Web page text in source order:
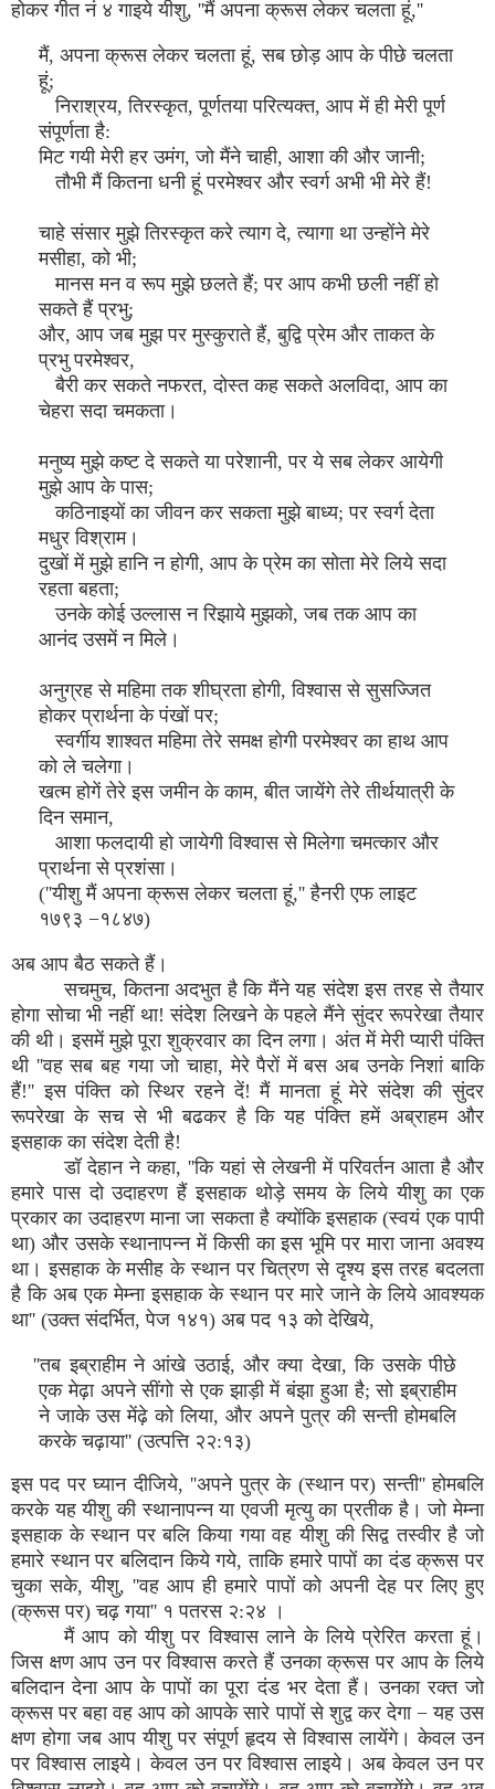
होकर गीत नं ४ गाइये यीशु, ''मैं अपना क्रूस लेकर चलता हूं,''
मैं, अपना क्रूस लेकर चलता हूं, सब छोड़ आप के पीछे चलता
हूं;
निराश्रय, तिरस्कृत, पूर्णतया परित्यक्त, आप में ही मेरी पूर्ण
संपूर्णता है:
मिट गयी मेरी हर उमंग, जो मैंने चाही, आशा की और जानी;
तौभी मैं कितना धनी हूं परमेश्वर और स्वर्ग अभी भी मेरे हैं!
चाहे संसार मुझे तिरस्कृत करे त्याग दे, त्यागा था उन्होंने मेरे
मसीहा, को भी;
मानस मन व रूप मुझे छलते हैं; पर आप कभी छली नहीं हो
सकते हैं प्रभु;
और, आप जब मुझ पर मुस्कुराते हैं, बुद्वि प्रेम और ताकत के
प्रभु परमेश्वर,
बैरी कर सकते नफरत, दोस्त कह सकते अलविदा, आप का
चेहरा सदा चमकता।
मनुष्य मुझे कष्ट दे सकते या परेशानी, पर ये सब लेकर आयेगी
मुझे आप के पास;
कठिनाइयों का जीवन कर सकता मुझे बाध्य; पर स्वर्ग देता
मधुर विश्राम।
दुखों में मुझे हानि न होगी, आप के प्रेम का सोता मेरे लिये सदा
रहता बहता;
उनके कोई उल्लास न रिझाये मुझको, जब तक आप का
आनंद उसमें न मिले।
अनुग्रह से महिमा तक शीघ्रता होगी, विश्वास से सुसज्जित
होकर प्रार्थना के पंखों पर;
स्वर्गीय शाश्वत महिमा तेरे समक्ष होगी परमेश्वर का हाथ आप
को ले चलेगा।
खत्म होगें तेरे इस जमीन के काम, बीत जायेंगे तेरे तीर्थयात्री के
दिन समान,
आशा फलदायी हो जायेगी विश्वास से मिलेगा चमत्कार और
प्रार्थना से प्रशंसा।
(''यीशु मैं अपना क्रूस लेकर चलता हूं,'' हैनरी एफ लाइट
१७९३ −१८४७)
अब आप बैठ सकते हैं।
सचमुच, कितना अदभुत है कि मैंने यह संदेश इस तरह से तैयार
होगा सोचा भी नहीं था! संदेश लिखने के पहले मैंने सुंदर रूपरेखा तैयार
की थी। इसमें मुझे पूरा शुक्रवार का दिन लगा। अंत में मेरी प्यारी पंक्ति
थी ''वह सब बह गया जो चाहा, मेरे पैरों में बस अब उनके निशां बाकि
हैं!'' इस पंक्ति को स्थिर रहने दें! मैं मानता हूं मेरे संदेश की सुंदर
रूपरेखा के सच से भी बढकर है कि यह पंक्ति हमें अब्राहम और
इसहाक का संदेश देती है!
डॉ देहान ने कहा, ''कि यहां से लेखनी में परिवर्तन आता है और
हमारे पास दो उदाहरण हैं इसहाक थोड़े समय के लिये यीशु का एक
प्रकार का उदाहरण माना जा सकता है क्योंकि इसहाक (स्वयं एक पापी
था) और उसके स्थानापन्न में किसी का इस भूमि पर मारा जाना अवश्य
था। इसहाक के मसीह के स्थान पर चित्रण से दृश्य इस तरह बदलता
है कि अब एक मेम्ना इसहाक के स्थान पर मारे जाने के लिये आवश्यक
था'' (उक्त संदर्भित, पेज १४१) अब पद १३ को देखिये,
''तब इब्राहीम ने आंखे उठाई, और क्या देखा, कि उसके पीछे
एक मेढ़ा अपने सींगो से एक झाड़ी में बंझा हुआ है; सो इब्राहीम
ने जाके उस मेंढ़े को लिया, और अपने पुत्र की सन्ती होमबलि
करके चढ़ाया'' (उत्पत्ति २२:१३)
इस पद पर घ्यान दीजिये, ''अपने पुत्र के (स्थान पर) सन्ती'' होमबलि
करके यह यीशु की स्थानापन्न या एवजी मृत्यु का प्रतीक है। जो मेम्ना
इसहाक के स्थान पर बलि किया गया वह यीशु की सिद्व तस्वीर है जो
हमारे स्थान पर बलिदान किये गये, ताकि हमारे पापों का दंड क्रूस पर
चुका सके, यीशु, ''वह आप ही हमारे पापों को अपनी देह पर लिए हुए
(क्रूस पर) चढ़ गया'' १ पतरस २:२४ ।
मैं आप को यीशु पर विश्वास लाने के लिये प्रेरित करता हूं।
जिस क्षण आप उन पर विश्वास करते हैं उनका क्रूस पर आप के लिये
बलिदान देना आप के पापों का पूरा दंड भर देता हैं। उनका रक्त जो
क्रूस पर बहा वह आप को आपके सारे पापों से शुद्व कर देगा − यह उस
क्षण होगा जब आप यीशु पर संपूर्ण हृदय से विश्वास लायेंगे। केवल उन
पर विश्वास लाइये। केवल उन पर विश्वास लाइये। अब केवल उन पर